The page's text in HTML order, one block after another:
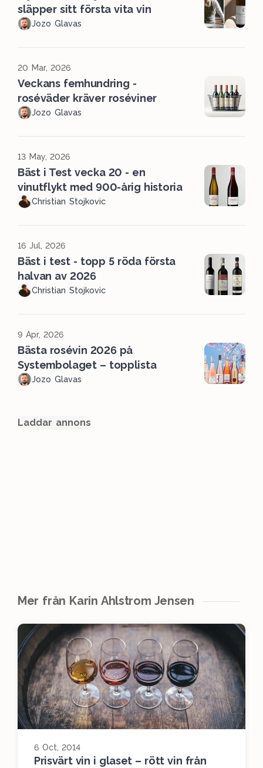
släpper sitt första vita vin
Jozo Glavas
20 Mar, 2026
Veckans femhundring -
roséväder kräver roséviner
Jozo Glavas
13 May, 2026
Bäst i Test vecka 20 - en
vinutflykt med 900-årig historia
Christian Stojkovic
16 Jul, 2026
Bäst i test - topp 5 röda första
halvan av 2026
Christian Stojkovic
9 Apr, 2026
Bästa rosévin 2026 på
Systembolaget – topplista
Jozo Glavas
Laddar annons
Mer från Karin Ahlstrom Jensen
6 Oct, 2014
Prisvärt vin i glaset – rött vin från